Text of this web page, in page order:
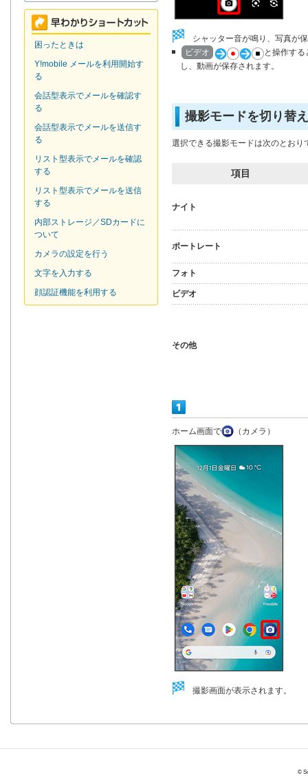
困ったときは
Y!mobile メールを利用開始す
る
会話型表示でメールを確認す
る
会話型表示でメールを送信す
る
リスト型表示でメールを確認
する
リスト型表示でメールを送信
する
内部ストレージ／SDカードに
ついて
カメラの設定を行う
文字を入力する
顔認証機能を利用する
シャッター音が鳴り、写真が
ビデオ
と操作す
し、動画が保存されます。
撮影モードを切り替
選択できる撮影モードは次のとおり
項目
ナイト
ポートレート
フォト
ビデオ
その他
ホーム画面で （カメラ）
撮影画面が表示されます。
©